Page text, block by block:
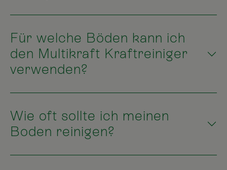
Für welche Böden kann ich
den Multikraft Kraftreiniger
verwenden?
Wie oft sollte ich meinen
Boden reinigen?